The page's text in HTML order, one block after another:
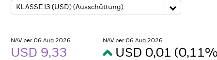
NAV per 06.Aug.2026
USD 9,33
NAV per 06.Aug.2026
USD 0,01